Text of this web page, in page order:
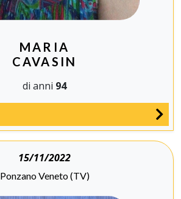
MARIA
CAVASIN
di anni 94
15/11/2022
Ponzano Veneto (TV)